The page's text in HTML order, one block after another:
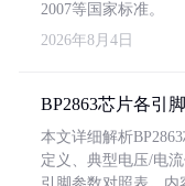
2007等国家标准。
2026年8月4日
BP2863芯片各引
本文详细解析
定义、典型电压/电